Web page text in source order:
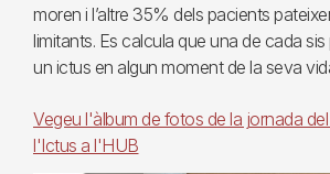
moren i l’altre 35% dels pacients
limitants. Es calcula que una de cada
un ictus en algun moment de la seva
Vegeu l'àlbum de fotos de la jornada
l'Ictus a l'HUB